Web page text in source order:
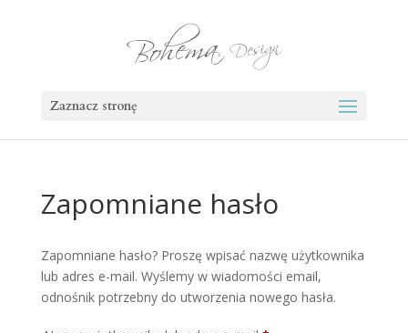
Zaznacz stronę
Zapomniane hasło
Zapomniane hasło? Proszę wpisać nazwę użytkownika
lub adres e-mail. Wyślemy w wiadomości email,
odnośnik potrzebny do utworzenia nowego hasła.